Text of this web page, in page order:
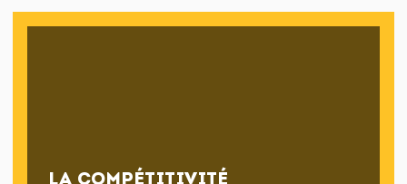
LA COMPÉTITIVITÉ